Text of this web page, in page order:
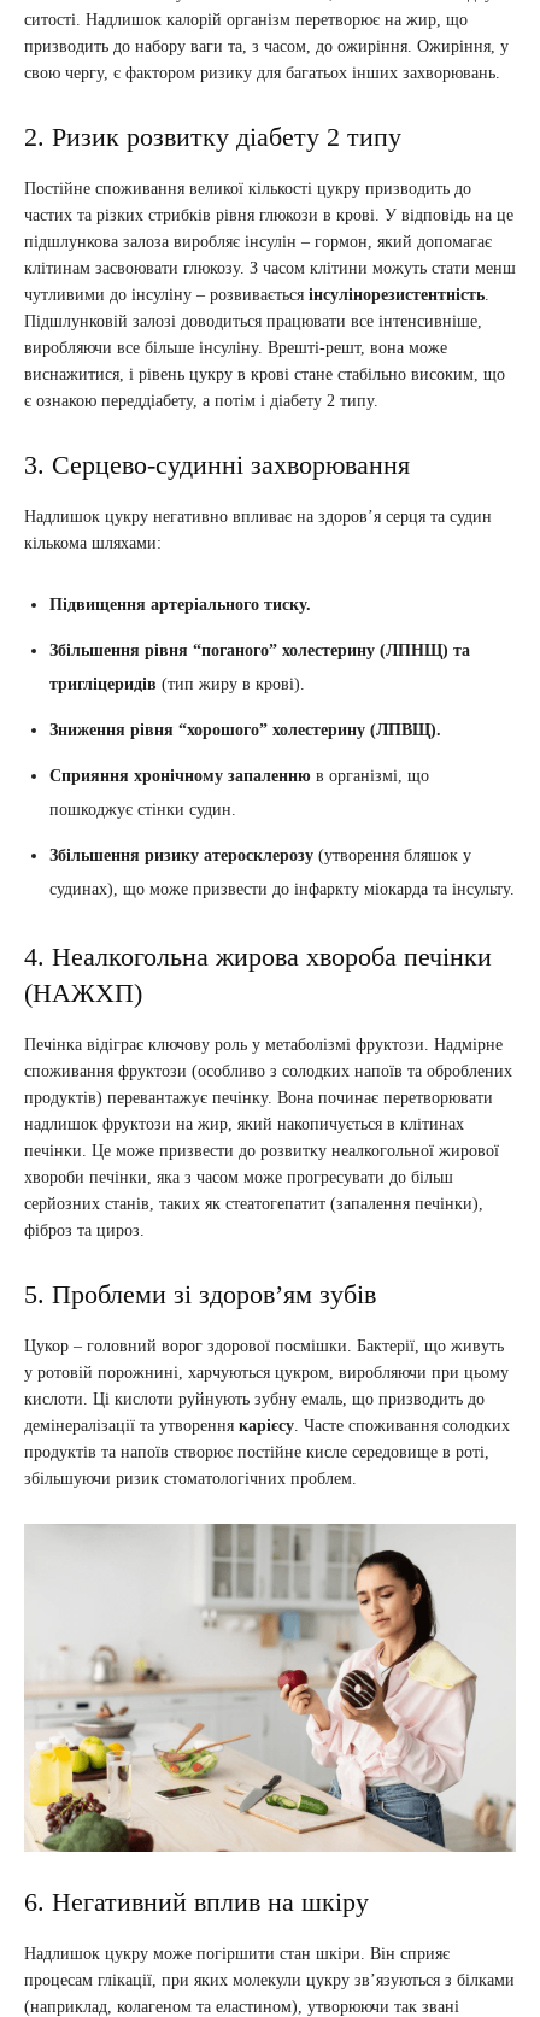
ситості. Надлишок калорій організм перетворює на жир, що
призводить до набору ваги та, з часом, до ожиріння. Ожиріння, у
свою чергу, є фактором ризику для багатьох інших захворювань.
2. Ризик розвитку діабету 2 типу
Постійне споживання великої кількості цукру призводить до
частих та різких стрибків рівня глюкози в крові. У відповідь на це
підшлункова залоза виробляє інсулін – гормон, який допомагає
клітинам засвоювати глюкозу. З часом клітини можуть стати менш
чутливими до інсуліну – розвивається інсулінорезистентність
Підшлунковій залозі доводиться працювати все інтенсивніше,
виробляючи все більше інсуліну. Врешті-решт, вона може
виснажитися, і рівень цукру в крові стане стабільно високим, що
є ознакою переддіабету, а потім і діабету 2 типу.
3. Серцево-судинні захворювання
Надлишок цукру негативно впливає на здоров’я серця та судин
кількома шляхами:
Підвищення артеріального тиску.
Збільшення рівня “поганого” холестерину (ЛПНЩ) та
тригліцеридів (тип жиру в крові).
Зниження рівня “хорошого” холестерину (ЛПВЩ).
Сприяння хронічному запаленню в організмі, що
пошкоджує стінки судин.
Збільшення ризику атеросклерозу (утворення бляшок у
судинах), що може призвести до інфаркту міокарда та інсульту.
4. Неалкогольна жирова хвороба печінки
(НАЖХП)
Печінка відіграє ключову роль у метаболізмі фруктози. Надмірне
споживання фруктози (особливо з солодких напоїв та оброблених
продуктів) перевантажує печінку. Вона починає перетворювати
надлишок фруктози на жир, який накопичується в клітинах
печінки. Це може призвести до розвитку неалкогольної жирової
хвороби печінки, яка з часом може прогресувати до більш
серйозних станів, таких як стеатогепатит (запалення печінки),
фіброз та цироз.
5. Проблеми зі здоров’ям зубів
Цукор – головний ворог здорової посмішки. Бактерії, що живуть
у ротовій порожнині, харчуються цукром, виробляючи при цьому
кислоти. Ці кислоти руйнують зубну емаль, що призводить до
демінералізації та утворення карієсу . Часте споживання солодких
продуктів та напоїв створює постійне кисле середовище в роті,
збільшуючи ризик стоматологічних проблем.
6. Негативний вплив на шкіру
Надлишок цукру може погіршити стан шкіри. Він сприяє
процесам глікації, при яких молекули цукру зв’язуються з білками
(наприклад, колагеном та еластином), утворюючи так звані